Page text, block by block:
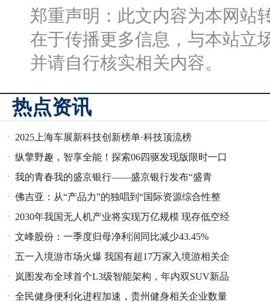
郑重声明：此文内容为本网站
在于传播更多信息，与本站立
并请自行核实相关内容。
热点资讯
2025上海车展新科技创新榜单·科技顶流榜
纵擎野趣，智享全能！探索06四驱发现版限时一口
价10.99万元
我的青春我的盛京银行——盛京银行发布“盛青
春”共青团工作品牌
佛吉亚：从“产品力”的独唱到“国际资源综合性整
合”的大合唱——新趋势下的
2030年我国无人机产业将实现万亿规模 现存低空经
济相关企业超7.9万家
文峰股份：一季度归母净利润同比减少43.45%
五一入境游市场火爆 我国有超17万家入境游相关企
业
岚图发布全球首个L3级智能架构，年内双SUV新品
蓄势待发
全民健身便利化进程加速，贵州健身相关企业数量